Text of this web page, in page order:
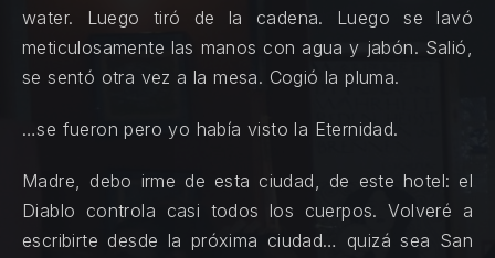
water. Luego tiró de la cadena. Luego se lavó
meticulosamente las manos con agua y jabón. Salió,
se sentó otra vez a la mesa. Cogió la pluma.
…se fueron pero yo había visto la Eternidad.
Madre, debo irme de esta ciudad, de este hotel: el
Diablo controla casi todos los cuerpos. Volveré a
escribirte desde la próxima ciudad… quizá sea San